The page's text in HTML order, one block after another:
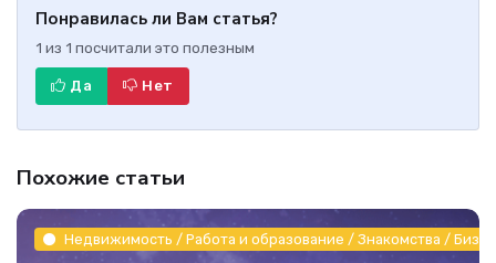
Понравилась ли Вам статья?
1 из 1 посчитали это полезным
Да Нет
Похожие статьи
Недвижимость / Работа и образование / Знакомства /